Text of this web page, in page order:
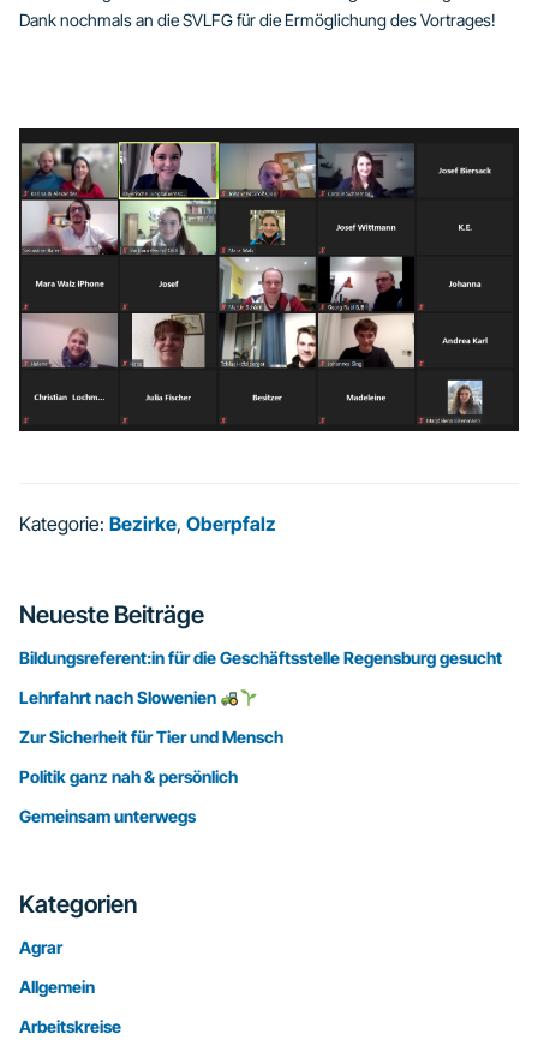
Dank nochmals an die SVLFG für die Ermöglichung des Vortrages!
Kategorie: Bezirke, Oberpfalz
Seitenspalte
Neueste Beiträge
Bildungsreferent:in für die Geschäftsstelle Regensburg gesucht
Lehrfahrt nach Slowenien
Zur Sicherheit für Tier und Mensch
Politik ganz nah & persönlich
Gemeinsam unterwegs
Kategorien
Agrar
Allgemein
Arbeitskreise